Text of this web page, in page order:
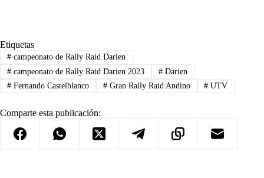
Etiquetas
#campeonato de Rally Raid Darien
#campeonato de Rally Raid Darien 2023 #Darien
#Fernando Castelblanco #Gran Rally Raid Andino # UTV
Comparte esta publicación: